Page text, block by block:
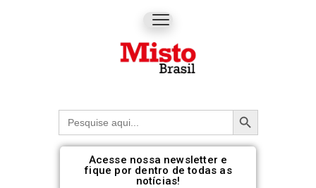
Procurar: Botão de pesquisa
Acesse nossa newsletter e
fique por dentro de todas as
notícias!